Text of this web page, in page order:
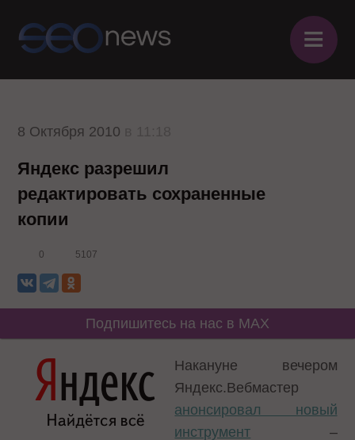
≡
8 Октября 2010
Яндекс разрешил
редактировать сохраненные
копии
0 5107
Подпишитесь на нас в MAX
Накануне вечером
Яндекс.Вебмастер
анонсировал новый
инструмент –